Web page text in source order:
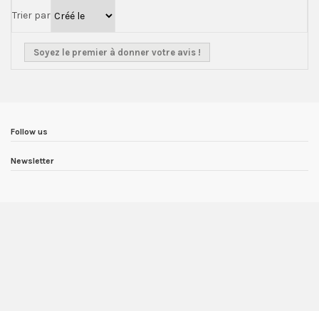
Trier par
Soyez le premier à donner votre avis !
Follow us
Newsletter